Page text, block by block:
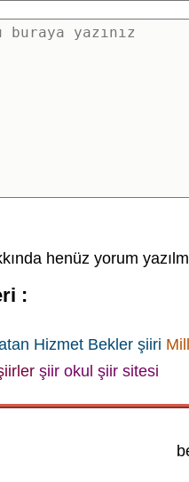
henüz yorum
:
Hizmet Bekler şiiri
şiir okul şiir sitesi